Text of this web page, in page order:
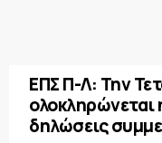
ΕΠΣ Π-Λ: Την
ολοκληρώνεται
δηλώσεις